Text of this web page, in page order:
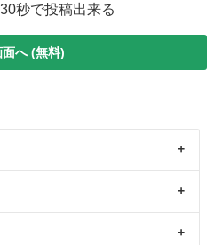
秒で投稿出来る
へ (無料)